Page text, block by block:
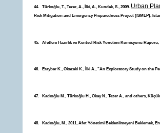
44. Türkoğlu, T., Tezer, A., İlki, A., Kundak, S., 2009. Urban
Risk Mitigation and Emergency Preparedness Project (İSMEP),
45. Afetlere Hazırlık ve Kentsel Risk Yönetimi Komisyonu Raporu,
46. Eraybar K., Okazaki K., İlki A., "An Exploratory Study on the
47. Kadıoğlu M., Türkoğlu H., Okay N., Tezer A., and others,
48. Kadıoğlu, M., 2011, Afet Yönetimi Beklenilmeyeni Beklemek,